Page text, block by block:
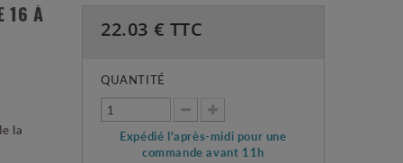
16 À
la
22.03 € TTC
QUANTITÉ
Expédié l'après-midi pour une
commande avant 11h